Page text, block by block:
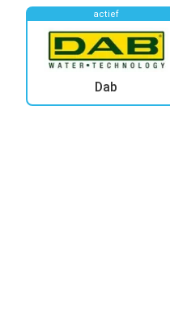
actief
Dab